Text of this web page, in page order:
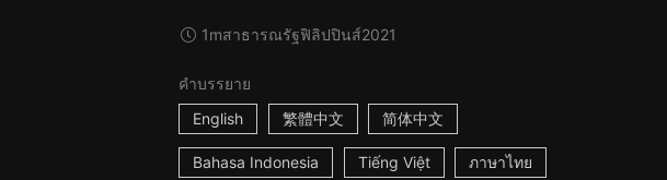
1mสาธารณรัฐฟิลิปปินส์2021
คำบรรยาย
English
繁體中文 简体中文
Bahasa Indonesia Tiếng Việt ภาษาไทย